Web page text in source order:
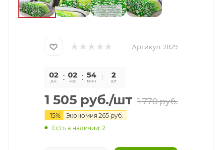
Артикул: 2829
02
дн
02
час
54
мин
30
сек
2
шт
1 505руб./шт 1 770руб.
-15% Экономия 265руб.
Есть в наличии: 2